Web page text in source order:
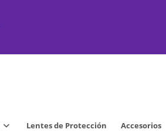
Lentes de Protección Accesorios